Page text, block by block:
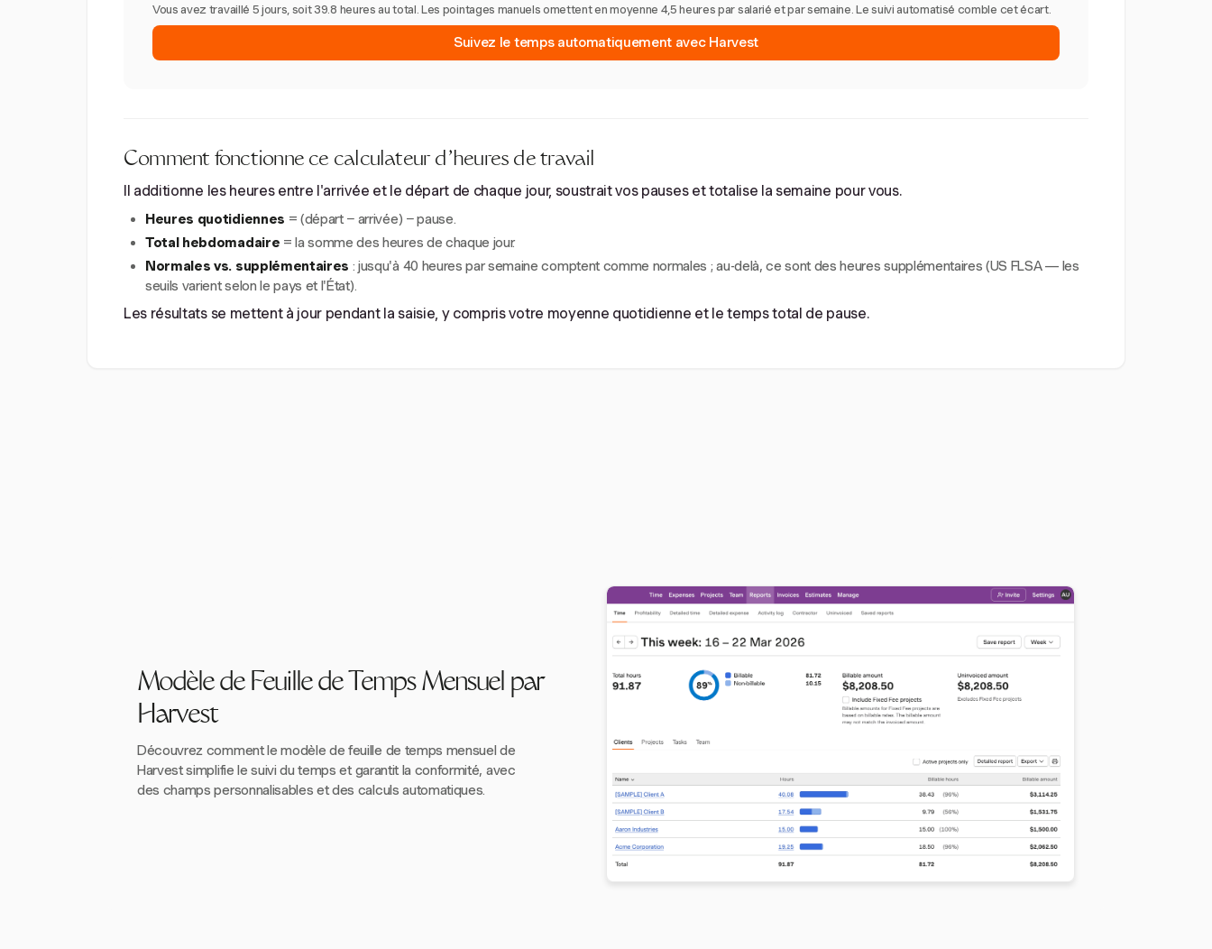
Vous avez travaillé 5 jours, soit 39.8 heures au total. Les pointages manuels omettent en moyenne 4,5 heures par salarié et par semaine. Le suivi automatisé comble cet écart.
Suivez le temps automatiquement avec Harvest
Comment fonctionne ce calculateur d'heures de travail
Il additionne les heures entre l'arrivée et le départ de chaque jour, soustrait vos pauses et totalise la semaine pour vous.
Heures quotidiennes = (départ − arrivée) − pause.
Total hebdomadaire = la somme des heures de chaque jour.
Normales vs. supplémentaires : jusqu'à 40 heures par semaine comptent comme normales ; au-delà, ce sont des heures supplémentaires (US FLSA — les
seuils varient selon le pays et l'État).
Les résultats se mettent à jour pendant la saisie, y compris votre moyenne quotidienne et le temps total de pause.
Modèle de Feuille de Temps Mensuel par
Harvest
Découvrez comment le modèle de feuille de temps mensuel de
Harvest simplifie le suivi du temps et garantit la conformité, avec
des champs personnalisables et des calculs automatiques.